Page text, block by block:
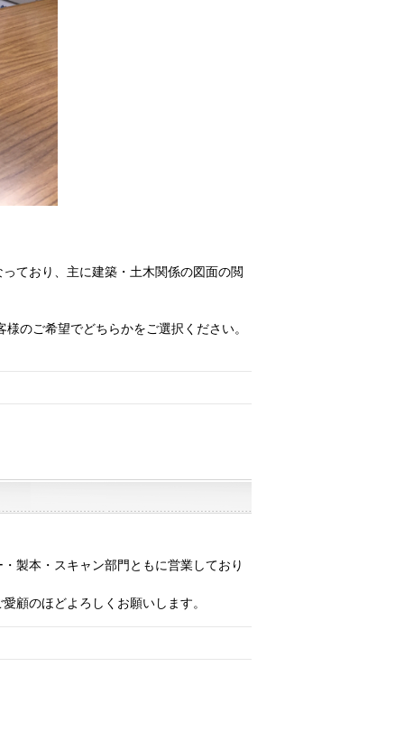
ており、主に建築・土木関係の図面の閲
のご希望でどちらかをご選択ください。
製本・スキャン部門ともに営業しており
顧のほどよろしくお願いします。